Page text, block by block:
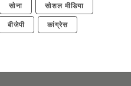
सोना
सोशल मीडिया
बीजेपी
कांग्रेस